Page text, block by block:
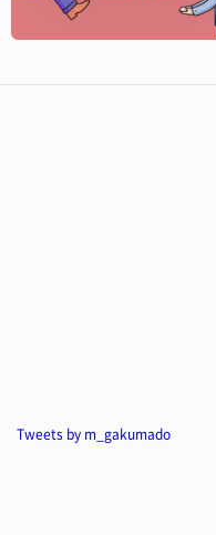
Tweets by m_gakumado